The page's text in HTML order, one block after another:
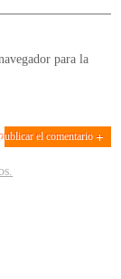
para la